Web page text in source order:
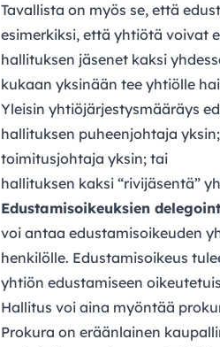
Tavallista on myös se, että
esimerkiksi, että yhtiötä voivat
hallituksen jäsenet kaksi
kukaan yksinään tee yhtiölle
Yleisin yhtiöjärjestysmääräys
hallituksen puheenjohtaja yksin;
toimitusjohtaja yksin; tai
hallituksen kaksi “rivijäsentä”
Edustamisoikeuksien
voi antaa edustamisoikeuden
henkilölle. Edustamisoikeus
yhtiön edustamiseen
Hallitus voi aina myöntää
Prokura on eräänlainen